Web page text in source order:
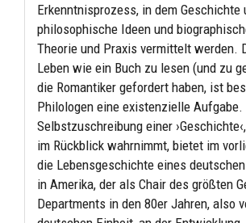
Erkenntnisprozess, in dem Geschichte
philosophische Ideen und
Theorie und Praxis vermittelt werden.
Leben wie ein Buch zu lesen (und zu
die Romantiker gefordert haben, ist
Philologen eine existenzielle Aufgabe.
Selbstzuschreibung einer
im Rückblick wahrnimmt, bietet im
die Lebensgeschichte eines
in Amerika, der als Chair des größten
Departments in den 80er Jahren, also